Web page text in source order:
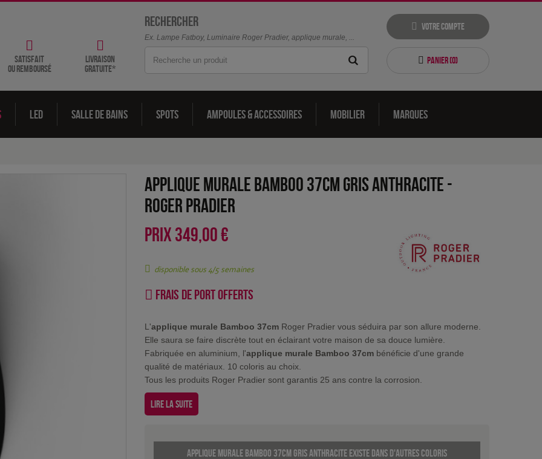
satisfait
ou remboursé
livraison
gratuite*
Rechercher
Ex. Lampe Fatboy, Luminaire Roger Pradier, applique murale, ...
Votre compte
Panier (0)
LED Salle de bains Spots Ampoules & accessoires Mobilier Marques
Applique murale Bamboo 37cm Gris anthracite -
Roger Pradier
PRIX 349,00 €
disponible sous 4/5 semaines
Frais de port offerts
L'applique murale Bamboo 37cm Roger Pradier vous séduira par son allure moderne.
Elle saura se faire discrète tout en éclairant votre maison de sa douce lumière.
Fabriquée en aluminium, l'applique murale Bamboo 37cm bénéficie d'une grande
qualité de matériaux. 10 coloris au choix.
Tous les produits Roger Pradier sont garantis 25 ans contre la corrosion.
Lire la suite
Applique murale Bamboo 37cm Gris anthracite existe dans d'autres coloris